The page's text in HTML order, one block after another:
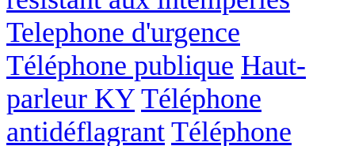
Telephone d'urgence
Téléphone publique Haut-
parleur KY Téléphone
antidéflagrant Téléphone